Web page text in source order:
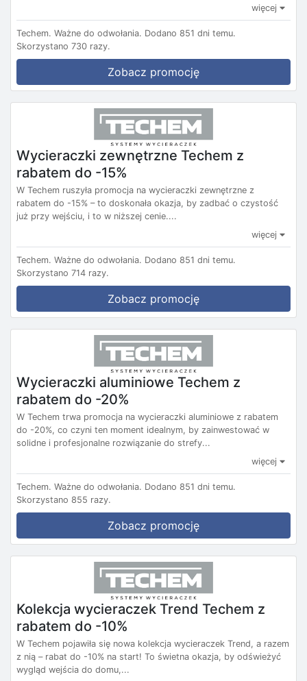
więcej
Techem. Ważne do odwołania. Dodano 851 dni temu.
Skorzystano 730 razy.
Zobacz promocję
Wycieraczki zewnętrzne Techem z
rabatem do -15%
W Techem ruszyła promocja na wycieraczki zewnętrzne z
rabatem do -15% – to doskonała okazja, by zadbać o czystość
już przy wejściu, i to w niższej cenie....
więcej
Techem. Ważne do odwołania. Dodano 851 dni temu.
Skorzystano 714 razy.
Zobacz promocję
Wycieraczki aluminiowe Techem z
rabatem do -20%
W Techem trwa promocja na wycieraczki aluminiowe z rabatem
do -20%, co czyni ten moment idealnym, by zainwestować w
solidne i profesjonalne rozwiązanie do strefy...
więcej
Techem. Ważne do odwołania. Dodano 851 dni temu.
Skorzystano 855 razy.
Zobacz promocję
Kolekcja wycieraczek Trend Techem z
rabatem do -10%
W Techem pojawiła się nowa kolekcja wycieraczek Trend, a razem
z nią – rabat do -10% na start! To świetna okazja, by odświeżyć
wygląd wejścia do domu,...